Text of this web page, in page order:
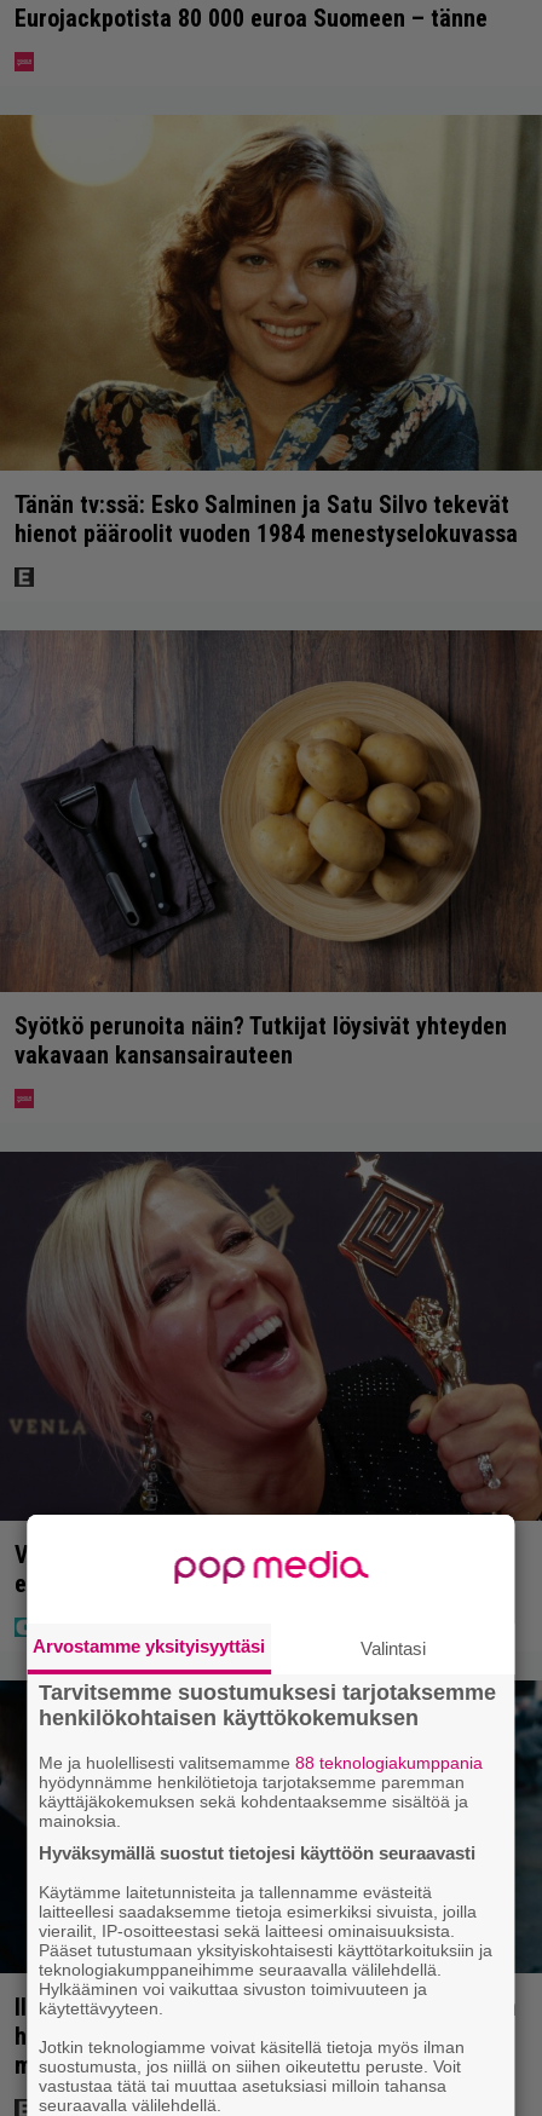
Eurojackpotista 80 000 euroa Suomeen – tänne
Tänän tv:ssä: Esko Salminen ja Satu Silvo tekevät
hienot pääroolit vuoden 1984 menestyselokuvassa
Syötkö perunoita näin? Tutkijat löysivät yhteyden
vakavaan kansansairauteen
Vappu Pimiästä tuli miljoonikko – eikä yksi milli
edes riitä, näin se tapahtui
Illalla tv:ssä: Perinteinen dekkari Agatha Christien
hengessä – vuoden 2023 leffa tarjoaa
murhamysteerin
Arvostamme yksityisyyttäsi Valintasi
Tarvitsemme suostumuksesi tarjotaksemme
henkilökohtaisen käyttökokemuksen
Me ja huolellisesti valitsemamme88 teknologiakumppania
hyödynnämme henkilötietoja tarjotaksemme paremman
käyttäjäkokemuksen sekä kohdentaaksemme sisältöä ja
mainoksia.
Hyväksymällä suostut tietojesi käyttöön seuraavasti
Käytämme laitetunnisteita ja tallennamme evästeitä
laitteellesi saadaksemme tietoja esimerkiksi sivuista, joilla
vierailit, IP-osoitteestasi sekä laitteesi ominaisuuksista.
Pääset tutustumaan yksityiskohtaisesti käyttötarkoituksiin ja
teknologiakumppaneihimme seuraavalla välilehdellä.
Hylkääminen voi vaikuttaa sivuston toimivuuteen ja
käytettävyyteen.
Jotkin teknologiamme voivat käsitellä tietoja myös ilman
suostumusta, jos niillä on siihen oikeutettu peruste. Voit
vastustaa tätä tai muuttaa asetuksiasi milloin tahansa
seuraavalla välilehdellä.